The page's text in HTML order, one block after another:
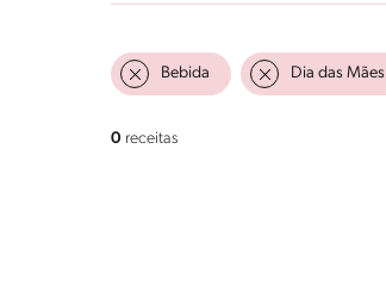
Bebida Dia das Mães
0 receitas